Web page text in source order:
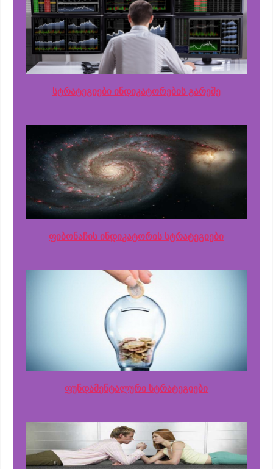
სტრატეგიები ინდიკატორების გარეშე
ფიბონაჩის ინდიკატორის სტრატეგიები
ფუნდამენტალური სტრატეგიები